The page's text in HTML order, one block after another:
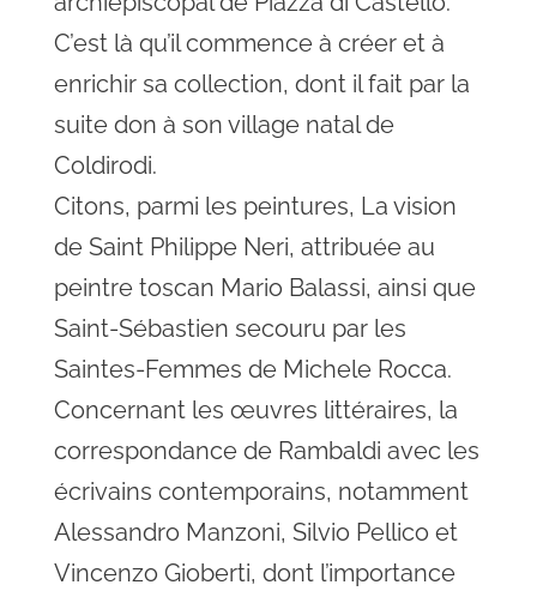
C’est là qu’il commence à créer et à
enrichir sa collection, dont il fait par la
suite don à son village natal de
Coldirodi.
Citons, parmi les peintures, La vision
de Saint Philippe Neri, attribuée au
peintre toscan Mario Balassi, ainsi que
Saint-Sébastien secouru par les
Saintes-Femmes de Michele Rocca.
Concernant les œuvres littéraires, la
correspondance de Rambaldi avec les
écrivains contemporains, notamment
Alessandro Manzoni, Silvio Pellico et
Vincenzo Gioberti, dont l’importance